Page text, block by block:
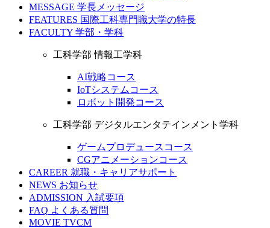
MESSAGE 学長メッセージ
FEATURES 国際工科専門職大学の特長
FACULTY 学部・学科
工科学部 情報工学科
AI戦略コース
IoTシステムコース
ロボット開発コース
工科学部 デジタルエンタテインメント学科
ゲームプロデュースコース
CGアニメーションコース
CAREER 就職・キャリアサポート
NEWS お知らせ
ADMISSION 入試要項
FAQ よくある質問
MOVIE TVCM